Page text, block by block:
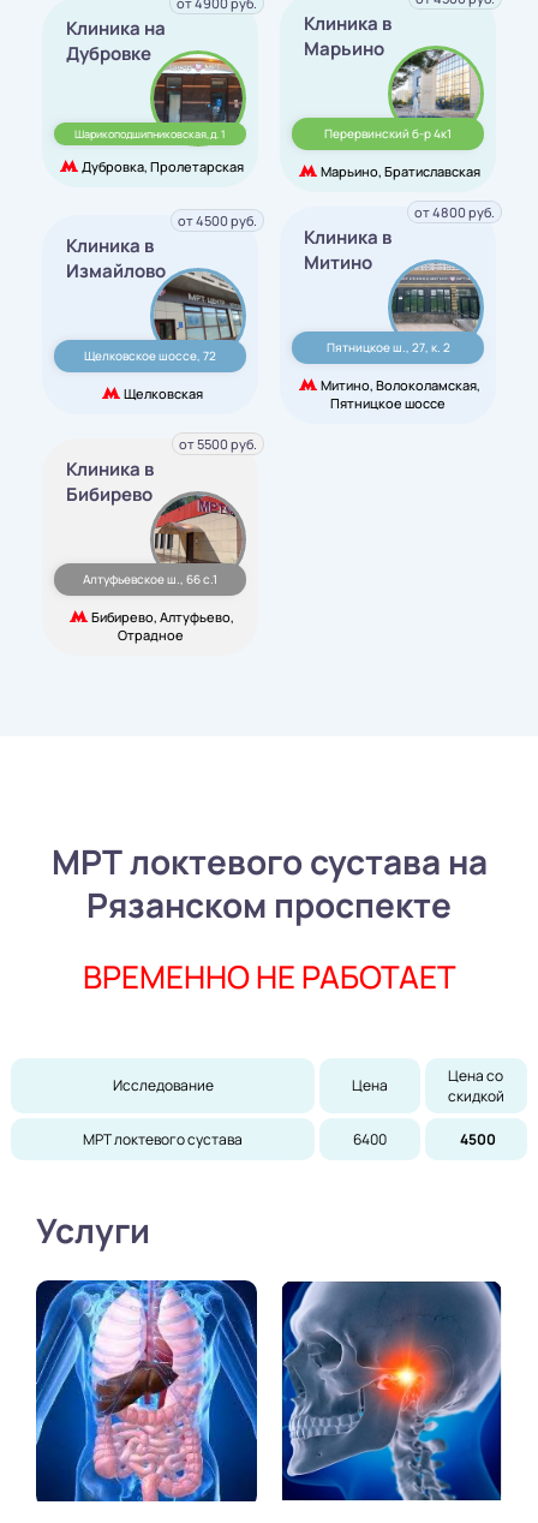
Клиника на
Дубровке
Шарикоподшипниковская,д. 1
Дубровка, Пролетарская
Клиника в
Марьино
Перервинский б-р 4к1
Марьино, Братиславская
Клиника в
Измайлово
Щелковское шоссе, 72
Щелковская
от 4500 руб.
Клиника в
Митино
Пятницкое ш., 27, к. 2
Митино, Волоколамская,
Пятницкое шоссе
от 4800 руб.
Клиника в
Бибирево
Алтуфьевское ш., 66 с.1
Бибирево, Алтуфьево,
Отрадное
от 5500 руб.
МРТ локтевого сустава на
Рязанском проспекте
ВРЕМЕННО НЕ РАБОТАЕТ
Исследование Цена
Цена со
скидкой
МРТ локтевого сустава 6400 4500
Услуги